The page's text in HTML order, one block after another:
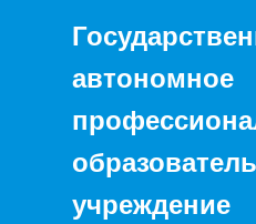
содержимому
автономное
учреждение